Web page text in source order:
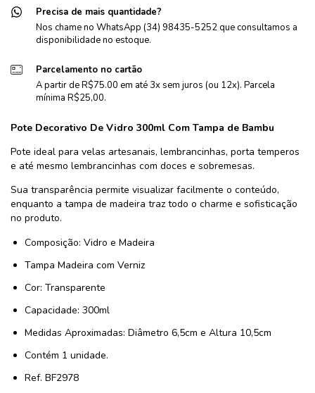
Precisa de mais quantidade?
Nos chame no WhatsApp (34) 98435-5252 que consultamos a
disponibilidade no estoque.
Parcelamento no cartão
A partir de R$75.00 em até 3x sem juros (ou 12x). Parcela
mínima R$25,00.
Pote Decorativo De Vidro 300ml Com Tampa de Bambu
Pote ideal para velas artesanais, lembrancinhas, porta temperos
e até mesmo lembrancinhas com doces e sobremesas.
Sua transparência permite visualizar facilmente o conteúdo,
enquanto a tampa de madeira traz todo o charme e sofisticação
no produto.
Composição: Vidro e Madeira
Tampa Madeira com Verniz
Cor: Transparente
Capacidade: 300ml
Medidas Aproximadas: Diâmetro 6,5cm e Altura 10,5cm
Contém 1 unidade.
Ref. BF2978